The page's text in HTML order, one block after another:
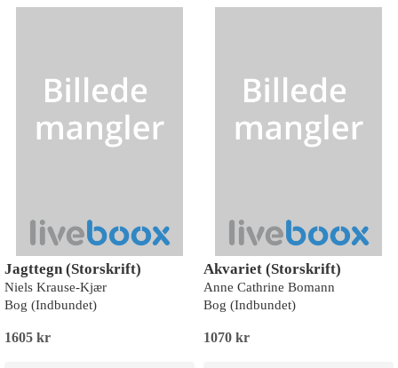
Jagttegn (Storskrift)
Niels Krause-Kjær
Bog (Indbundet)
1605 kr
Akvariet (Storskrift)
Anne Cathrine Bomann
Bog (Indbundet)
1070 kr